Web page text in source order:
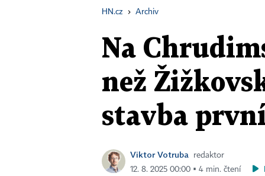
HN.cz › Archiv
Na
než
stavba
Viktor Votruba
redaktor
12. 8. 2025 00:00 ▪ 4 min. čtení